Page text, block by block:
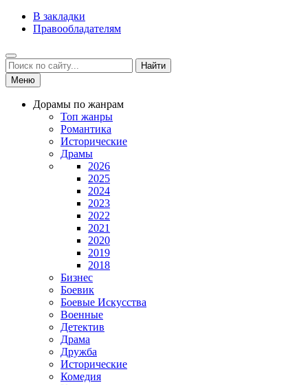
В закладки
Правообладателям
Найти
Меню
Дорамы по жанрам
Топ жанры
Романтика
Исторические
Драмы
2026
2025
2024
2023
2022
2021
2020
2019
2018
Бизнес
Боевик
Боевые Искусства
Военные
Детектив
Драма
Дружба
Исторические
Комедия